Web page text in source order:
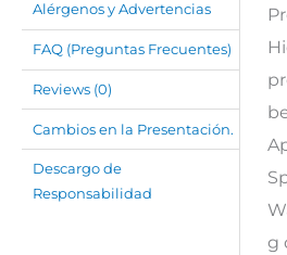
Alérgenos y Advertencias
FAQ (Preguntas Frecuentes)
Reviews (0)
Cambios en la Presentación.
Descargo de
Responsabilidad
g